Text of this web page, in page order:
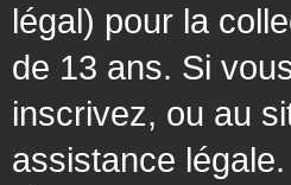
légal) pour la
de 13 ans. Si
inscrivez, ou au
assistance